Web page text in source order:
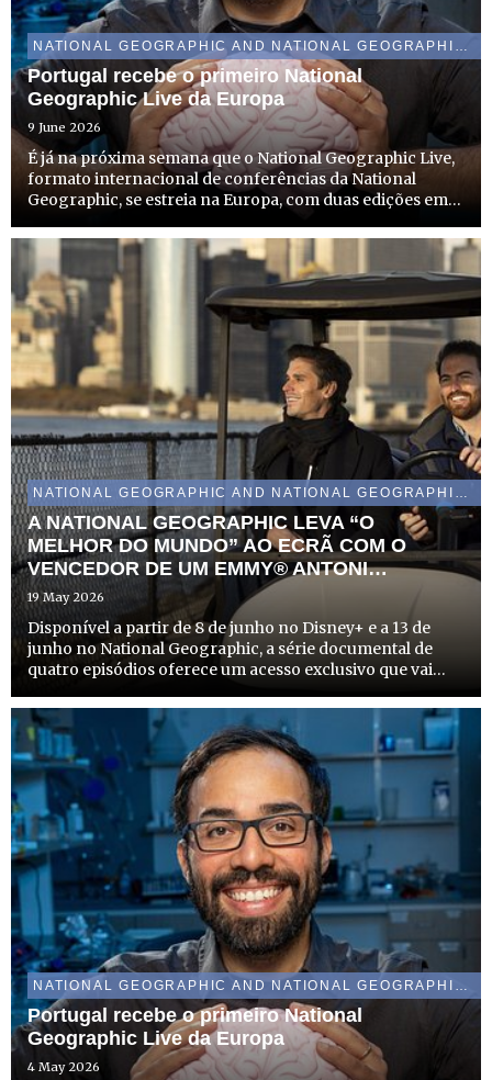
NATIONAL GEOGRAPHIC AND NATIONAL GEOGRAPHIC WILD
Portugal recebe o primeiro National
Geographic Live da Europa
9 June 2026
É já na próxima semana que o National Geographic Live,
formato internacional de conferências da National
Geographic, se estreia na Europa, com duas edições em
junho, no Museu do Oriente, e a do Porto acontece a 18
NATIONAL GEOGRAPHIC AND NATIONAL GEOGRAPHIC WILD
A NATIONAL GEOGRAPHIC LEVA “O
MELHOR DO MUNDO” AO ECRÃ COM O
VENCEDOR DE UM EMMY® ANTONI
POROWSKI, NO MÊS DE JUNHO
19 May 2026
Disponível a partir de 8 de junho no Disney+ e a 13 de
junho no National Geographic, a série documental de
quatro episódios oferece um acesso exclusivo que vai
México, Paris, Londres e Nova Iorque
NATIONAL GEOGRAPHIC AND NATIONAL GEOGRAPHIC WILD
Portugal recebe o primeiro National
Geographic Live da Europa
4 May 2026